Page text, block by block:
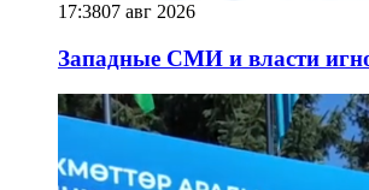
17:3807 авг 2026
Западные СМИ и власти